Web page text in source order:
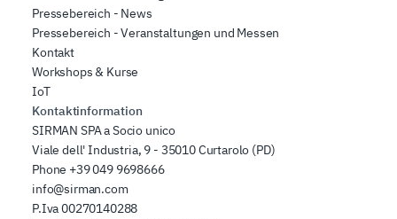
Pressebereich - News
Pressebereich - Veranstaltungen und Messen
Kontakt
Workshops & Kurse
IoT
Kontaktinformation
SIRMAN SPA a Socio unico
Viale dell' Industria, 9 - 35010 Curtarolo (PD)
Phone +39 049 9698666
info@sirman.com
P.Iva 00270140288